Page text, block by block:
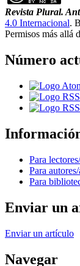
Revista Plural.
4.0 Internacional.
Permisos más allá
Número
Para
Para autores/
Para
Enviar un
Enviar un artículo
Navegar